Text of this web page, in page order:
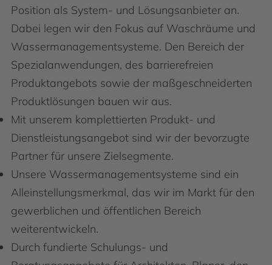
Position als System- und Lösungsanbieter an.
Dabei legen wir den Fokus auf Waschräume und
Wassermanagementsysteme. Den Bereich der
Spezialanwendungen, des barrierefreien
Produktangebots sowie der maßgeschneiderten
Produktlösungen bauen wir aus.
Mit unserem komplettierten Produkt- und
Dienstleistungsangebot sind wir der bevorzugte
Partner für unsere Zielsegmente.
Unsere Wassermanagementsysteme sind ein
Alleinstellungsmerkmal, das wir im Markt für den
gewerblichen und öffentlichen Bereich
weiterentwickeln.
Durch fundierte Schulungs- und